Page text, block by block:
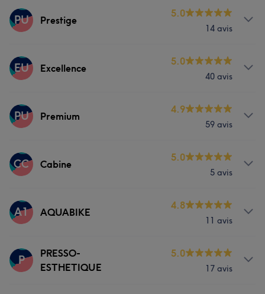
Prestations
PU Prestige
5.0
14 avis
Prestations
EU Excellence
5.0
40 avis
Prestations
PU Premium
4.9
59 avis
Prestations
CC Cabine
5.0
5 avis
Prestations
A1 AQUABIKE
4.8
11 avis
Prestations
P
PRESSO-
ESTHETIQUE
5.0
17 avis